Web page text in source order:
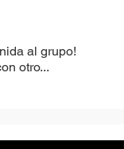
al grupo!
otro...